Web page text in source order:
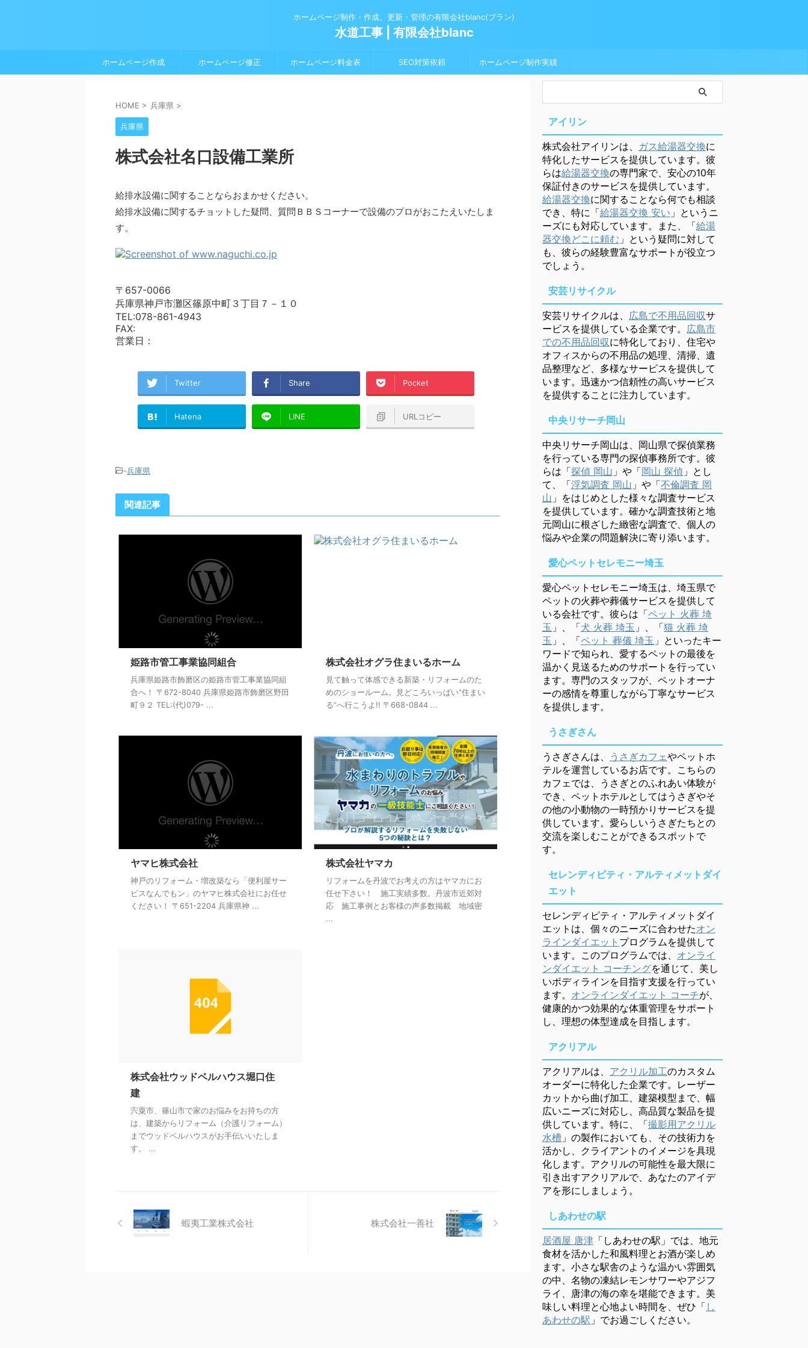
ホームページ制作・作成、更新・管理の有限会社blanc(ブラン)
水道工事 | 有限会社blanc
ホームページ作成 ホームページ修正 ホームページ料金表 SEO対策依頼 ホームページ制作実績
HOME > 兵庫県 >
兵庫県
株式会社名口設備工業所
給排水設備に関することならおまかせください。
給排水設備に関するチョットした疑問、質問ＢＢＳコーナーで設備のプロがおこたえいたしま
す。
〒657-0066
兵庫県神戸市灘区篠原中町３丁目７－１０
TEL:078-861-4943
FAX:
営業日：
Twitter Share Pocket
Hatena LINE URLコピー
-兵庫県
関連記事
姫路市管工事業協同組合
兵庫県姫路市飾磨区の姫路市管工事業協同組
合へ！ 〒672-8040 兵庫県姫路市飾磨区野田
町９２ TEL:(代)079- ...
株式会社オグラ住まいるホーム
見て触って体感できる新築・リフォームのた
めのショールーム。見どころいっぱい“住まい
る”へ行こうよ!! 〒668-0844 ...
ヤマヒ株式会社
神戸のリフォーム・増改築なら「便利屋サー
ビスなんでもン」のヤマヒ株式会社にお任せ
ください！ 〒651-2204 兵庫県神 ...
株式会社ヤマカ
リフォームを丹波でお考えの方はヤマカにお
任せ下さい！ 施工実績多数。丹波市近郊対
応 施工事例とお客様の声多数掲載 地域密
...
株式会社ウッドベルハウス堀口住
建
宍粟市、篠山市で家のお悩みをお持ちの方
は、建築からリフォーム（介護リフォーム）
までウッドベルハウスがお手伝いいたしま
す。 ...
蝦夷工業株式会社 株式会社一善社
アイリン
株式会社アイリンは、 ガス給湯器交換に
特化したサービスを提供しています。彼
らは給湯器交換の専門家で、安心の10年
保証付きのサービスを提供しています。
給湯器交換に関することなら何でも相談
でき、特に「給湯器交換 安い 」というニ
ーズにも対応しています。また、「給湯
器交換どこに頼む 」という疑問に対して
も、彼らの経験豊富なサポートが役立つ
でしょう。
安芸リサイクル
安芸リサイクルは、 広島で不用品回収サ
ービスを提供している企業です。 広島市
での不用品回収に特化しており、住宅や
オフィスからの不用品の処理、清掃、遺
品整理など、多様なサービスを提供して
います。迅速かつ信頼性の高いサービス
を提供することに注力しています。
中央リサーチ岡山
中央リサーチ岡山は、岡山県で探偵業務
を行っている専門の探偵事務所です。彼
らは「探偵 岡山 」や「岡山 探偵 」とし
て、「浮気調査 岡山 」や「不倫調査 岡
山 」をはじめとした様々な調査サービス
を提供しています。確かな調査技術と地
元岡山に根ざした緻密な調査で、個人の
悩みや企業の問題解決に寄り添います。
愛心ペットセレモニー埼玉
愛心ペットセレモニー埼玉は、埼玉県で
ペットの火葬や葬儀サービスを提供して
いる会社です。彼らは「ペット 火葬 埼
玉 」、「犬 火葬 埼玉 」、「猫 火葬 埼
玉 」、「ペット 葬儀 埼玉 」といったキー
ワードで知られ、愛するペットの最後を
温かく見送るためのサポートを行ってい
ます。専門のスタッフが、ペットオーナ
ーの感情を尊重しながら丁寧なサービス
を提供します。
うさぎさん
うさぎさんは、 うさぎカフェやペットホ
テルを運営しているお店です。こちらの
カフェでは、うさぎとのふれあい体験が
でき、ペットホテルとしてはうさぎやそ
の他の小動物の一時預かりサービスを提
供しています。愛らしいうさぎたちとの
交流を楽しむことができるスポットで
す。
セレンディピティ・アルティメットダイ
エット
セレンディピティ・アルティメットダイ
エットは、個々のニーズに合わせたオン
ラインダイエット プログラムを提供して
います。このプログラムでは、 オンライ
ンダイエット コーチングを通じて、美し
いボディラインを目指す支援を行ってい
ます。 オンラインダイエット コーチが、
健康的かつ効果的な体重管理をサポート
し、理想の体型達成を目指します。
アクリアル
アクリアルは、 アクリル加工のカスタム
オーダーに特化した企業です。レーザー
カットから曲げ加工、建築模型まで、幅
広いニーズに対応し、高品質な製品を提
供しています。特に、「撮影用アクリル
水槽 」の製作においても、その技術力を
活かし、クライアントのイメージを具現
化します。アクリルの可能性を最大限に
引き出すアクリアルで、あなたのアイデ
アを形にしましょう。
しあわせの駅
居酒屋 唐津 「しあわせの駅」では、地元
食材を活かした和風料理とお酒が楽しめ
ます。小さな駅舎のような温かい雰囲気
の中、名物の凍結レモンサワーやアジフ
ライ、唐津の海の幸を堪能できます。美
味しい料理と心地よい時間を、ぜひ「 し
あわせの駅 」でお過ごしください。